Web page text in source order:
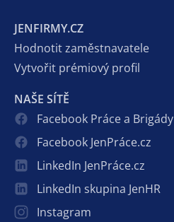
JENFIRMY.CZ
Hodnotit zaměstnavatele
Vytvořit prémiový profil
NAŠE SÍTĚ
Facebook Práce a Brigády
Facebook JenPráce.cz
LinkedIn JenPráce.cz
LinkedIn skupina JenHR
Instagram